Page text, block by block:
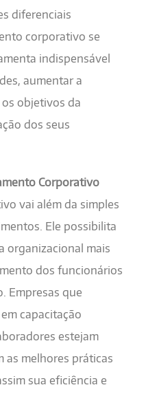
diferenciais
corporativo se
indispensável
aumentar a
objetivos da
dos seus
Corporativo
vai além da simples
Ele possibilita
organizacional mais
dos funcionários
Empresas que
capacitação
estejam
as melhores práticas
sua eficiência e